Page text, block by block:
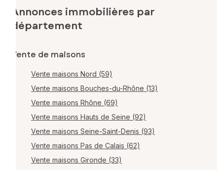
Annonces immobilières par
département
Vente de maisons
Vente maisons Nord (59)
Vente maisons Bouches-du-Rhône (13)
Vente maisons Rhône (69)
Vente maisons Hauts de Seine (92)
Vente maisons Seine-Saint-Denis (93)
Vente maisons Pas de Calais (62)
Vente maisons Gironde (33)